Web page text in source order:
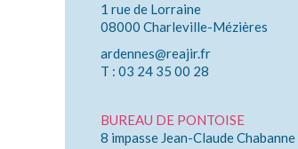
1 rue de Lorraine
08000 Charleville-Mézières
ardennes@reajir.fr
T : 03 24 35 00 28
BUREAU DE PONTOISE
8 impasse Jean-Claude